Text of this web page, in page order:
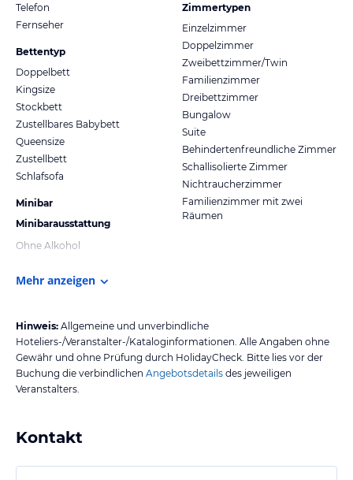
Telefon
Fernseher
Bettentyp
Doppelbett
Kingsize
Stockbett
Zustellbares Babybett
Queensize
Zustellbett
Schlafsofa
Minibar
Minibarausstattung
Ohne Alkohol
Zimmertypen
Einzelzimmer
Doppelzimmer
Zweibettzimmer/Twin
Familienzimmer
Dreibettzimmer
Bungalow
Suite
Behindertenfreundliche Zimmer
Schallisolierte Zimmer
Nichtraucherzimmer
Familienzimmer mit zwei
Räumen
Mehr anzeigen
Hinweis: Allgemeine und unverbindliche
Hoteliers-/Veranstalter-/Kataloginformationen. Alle Angaben ohne
Gewähr und ohne Prüfung durch HolidayCheck. Bitte lies vor der
Buchung die verbindlichen Angebotsdetails des jeweiligen
Veranstalters.
Kontakt